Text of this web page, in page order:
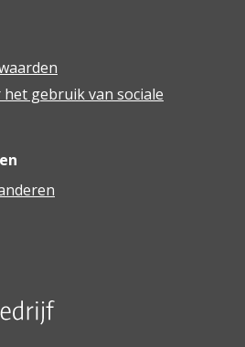
gebruik van sociale